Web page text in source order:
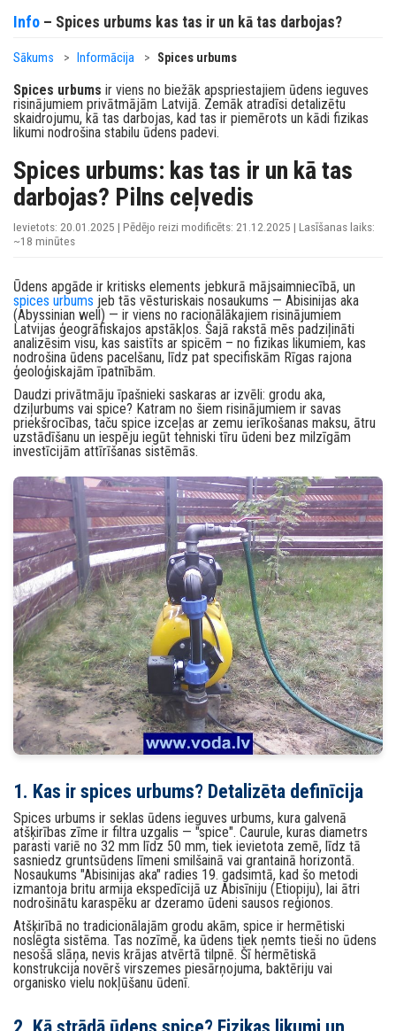
Info – Spices urbums kas tas ir un kā tas darbojas?
Sākums > Informācija > Spices urbums
Spices urbums ir viens no biežāk apspriestajiem ūdens ieguves
risinājumiem privātmājām Latvijā. Zemāk atradīsi detalizētu
skaidrojumu, kā tas darbojas, kad tas ir piemērots un kādi fizikas
likumi nodrošina stabilu ūdens padevi.
Spices urbums: kas tas ir un kā tas
darbojas? Pilns ceļvedis
Ievietots: 20.01.2025 | Pēdējo reizi modificēts: 21.12.2025 | Lasīšanas laiks:
~18 minūtes
Ūdens apgāde ir kritisks elements jebkurā mājsaimniecībā, un
spices urbums jeb tās vēsturiskais nosaukums — Abisinijas aka
(Abyssinian well) — ir viens no racionālākajiem risinājumiem
Latvijas ģeogrāfiskajos apstākļos. Šajā rakstā mēs padziļināti
analizēsim visu, kas saistīts ar spicēm – no fizikas likumiem, kas
nodrošina ūdens pacelšanu, līdz pat specifiskām Rīgas rajona
ģeoloģiskajām īpatnībām.
Daudzi privātmāju īpašnieki saskaras ar izvēli: grodu aka,
dziļurbums vai spice? Katram no šiem risinājumiem ir savas
priekšrocības, taču spice izceļas ar zemu ierīkošanas maksu, ātru
uzstādīšanu un iespēju iegūt tehniski tīru ūdeni bez milzīgām
investīcijām attīrīšanas sistēmās.
1. Kas ir spices urbums? Detalizēta definīcija
Spices urbums ir seklas ūdens ieguves urbums, kura galvenā
atšķirības zīme ir filtra uzgalis — "spice". Caurule, kuras diametrs
parasti variē no 32 mm līdz 50 mm, tiek ievietota zemē, līdz tā
sasniedz gruntsūdens līmeni smilšainā vai grantainā horizontā.
Nosaukums "Abisinijas aka" radies 19. gadsimtā, kad šo metodi
izmantoja britu armija ekspedīcijā uz Abisīniju (Etiopiju), lai ātri
nodrošinātu karaspēku ar dzeramo ūdeni sausos reģionos.
Atšķirībā no tradicionālajām grodu akām, spice ir hermētiski
noslēgta sistēma. Tas nozīmē, ka ūdens tiek ņemts tieši no ūdens
nesošā slāņa, nevis krājas atvērtā tilpnē. Šī hermētiskā
konstrukcija novērš virszemes piesārņojuma, baktēriju vai
organisko vielu nokļūšanu ūdenī.
2. Kā strādā ūdens spice? Fizikas likumi un